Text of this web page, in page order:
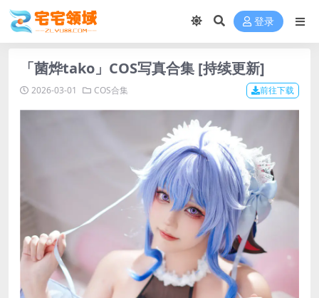
登录
「菌烨tako」COS写真合集 [持续更新]
2026-03-01 COS合集 前往下载